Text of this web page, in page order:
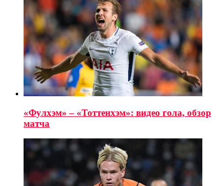
«Фулхэм» – «Тоттенхэм»: видео гола, обзор
матча